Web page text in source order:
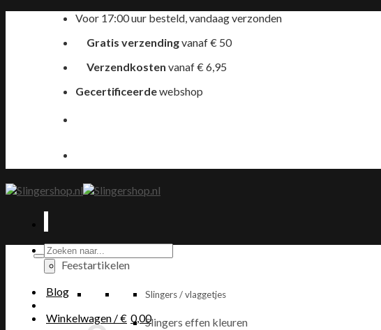
Voor 17:00 uur besteld, vandaag verzonden
Gratis verzendingvanaf € 50
Verzendkosten vanaf € 6,95
Gecertificeerdewebshop
Producten
zoeken
Blog
Winkelwagen /€ 0,00
Feestartikelen
Slingers / vlaggetjes
Slingers effen kleuren